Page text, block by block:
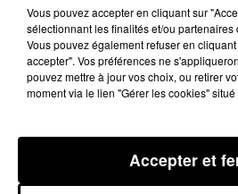
12 février 2024 - 2 min 22 sec
LES INFOS DU PAYS
À 10H00
Podcasts infos du Pays Catalan
Vous pouvez accepter en cliquant sur
sélectionnant les finalités et/ou partenaires
Vous pouvez également refuser en
accepter". Vos préférences ne
pouvez mettre à jour vos choix, ou retirer
moment via le lien "Gérer les cookies"
Accepter et